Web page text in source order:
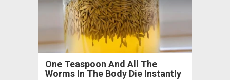
One Teaspoon And All The
Worms In The Body Die Instantly